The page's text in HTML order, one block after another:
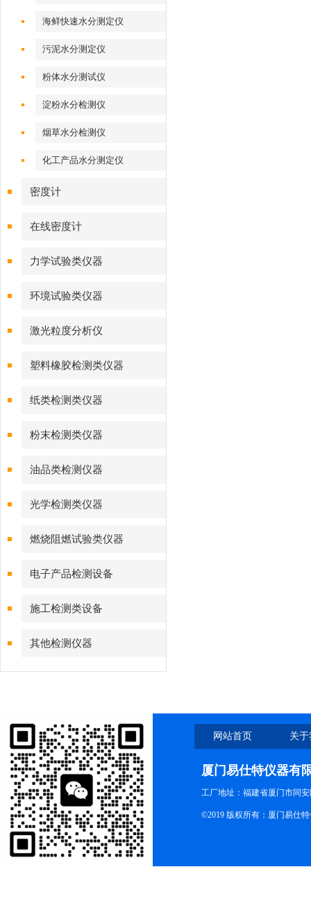
海鲜快速水分测定仪
污泥水分测定仪
粉体水分测试仪
淀粉水分检测仪
烟草水分检测仪
化工产品水分测定仪
密度计
在线密度计
力学试验类仪器
环境试验类仪器
激光粒度分析仪
塑料橡胶检测类仪器
纸类检测类仪器
粉末检测类仪器
油品类检测仪器
光学检测类仪器
燃烧阻燃试验类仪器
电子产品检测设备
施工检测类设备
其他检测仪器
网站首页 关
厦门易仕特仪器有
工厂地址：福建省厦门市同
©2019 版权所有：厦门易仕